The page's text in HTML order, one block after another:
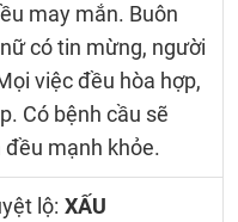
may mắn. Buôn
có tin mừng, người
việc đều hòa hợp,
Có bệnh cầu sẽ
đều mạnh khỏe.
lộ: XẤU